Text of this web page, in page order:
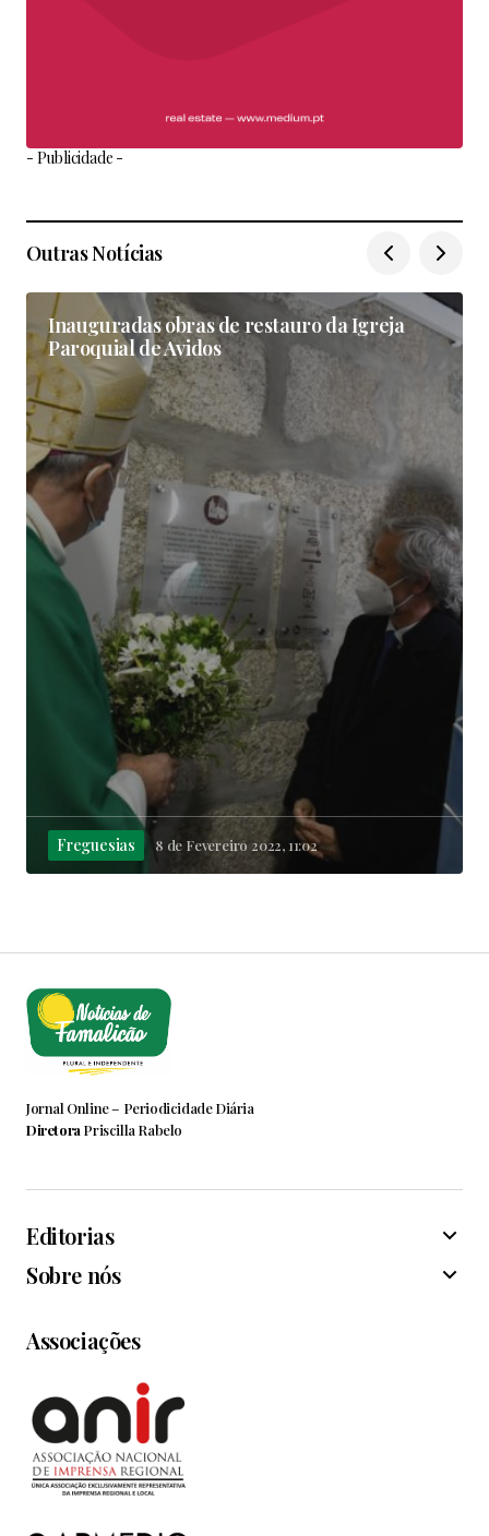
- Publicidade -
Outras Notícias
Inauguradas obras de restauro da Igreja
Paroquial de Avidos
Freguesias 8 de Fevereiro 2022, 11:02
Jornal Online – Periodicidade Diária
Diretora Priscilla Rabelo
Editorias
Sobre nós
Associações